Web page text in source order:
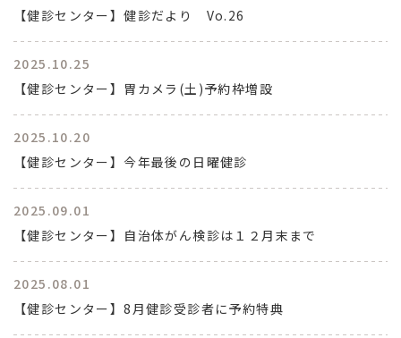
【健診センター】健診だより Vo.26
2025.10.25
【健診センター】胃カメラ(土)予約枠増設
2025.10.20
【健診センター】今年最後の日曜健診
2025.09.01
【健診センター】自治体がん検診は１２月末まで
2025.08.01
【健診センター】8月健診受診者に予約特典